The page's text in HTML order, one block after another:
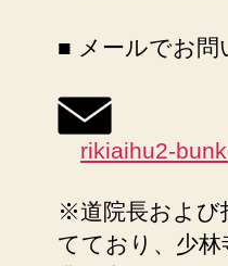
■ メールでお問
rikiaihu2-
※道院長および
てており、少